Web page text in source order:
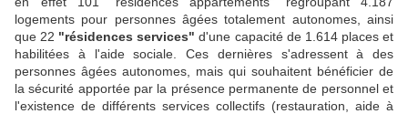
logements pour personnes âgées totalement autonomes, ainsi
que 22 "résidences services" d'une capacité de 1.614 places et
habilitées à l'aide sociale. Ces dernières s'adressent à des
personnes âgées autonomes, mais qui souhaitent bénéficier de
la sécurité apportée par la présence permanente de personnel et
l'existence de différents services collectifs (restauration, aide à